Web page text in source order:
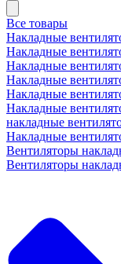
Все товары
Накладные
Накладные
Накладные
Накладные
Накладные
Накладные
накладные
Накладные
Вентиляторы
Вентиляторы